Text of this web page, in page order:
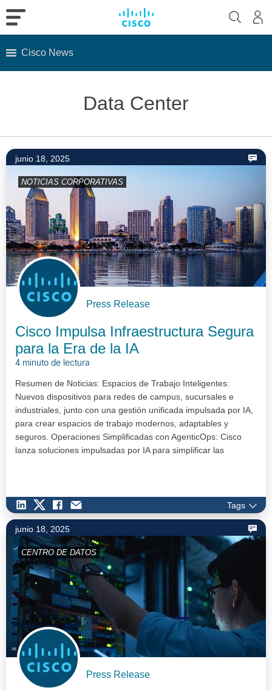
Cisco News
Data Center
junio 18, 2025
NOTICIAS CORPORATIVAS
Press Release
Cisco Impulsa Infraestructura Segura
para la Era de la IA
4 minuto de lectura
Resumen de Noticias: Espacios de Trabajo Inteligentes:
Nuevos dispositivos para redes de campus, sucursales e
industriales, junto con una gestión unificada impulsada por IA,
para crear espacios de trabajo modernos, adaptables y
seguros. Operaciones Simplificadas con AgenticOps: Cisco
lanza soluciones impulsadas por IA para simplificar las
Tags
junio 18, 2025
CENTRO DE DATOS
Press Release